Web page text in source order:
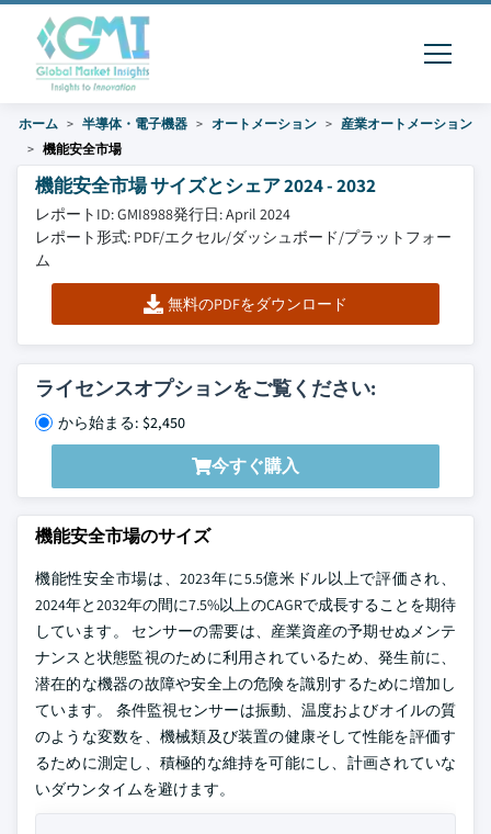
ホーム 半導体・電子機器 オートメーション
産業オートメーション
機能安全市場
機能安全市場 サイズとシェア 2024 - 2032
レポートID: GMI8988発行日: April 2024
レポート形式: PDF/エクセル/ダッシュボード/プラットフォー
ム
無料のPDFをダウンロード
ライセンスオプションをご覧ください:
から始まる: $2,450
今すぐ購入
機能安全市場のサイズ
機能性安全市場は、2023年に5.5億米ドル以上で評価され、
2024年と2032年の間に7.5%以上のCAGRで成長することを期待
しています。 センサーの需要は、産業資産の予期せぬメンテ
ナンスと状態監視のために利用されているため、発生前に、
潜在的な機器の故障や安全上の危険を識別するために増加し
ています。 条件監視センサーは振動、温度およびオイルの質
のような変数を、機械類及び装置の健康そして性能を評価す
るために測定し、積極的な維持を可能にし、計画されていな
いダウンタイムを避けます。